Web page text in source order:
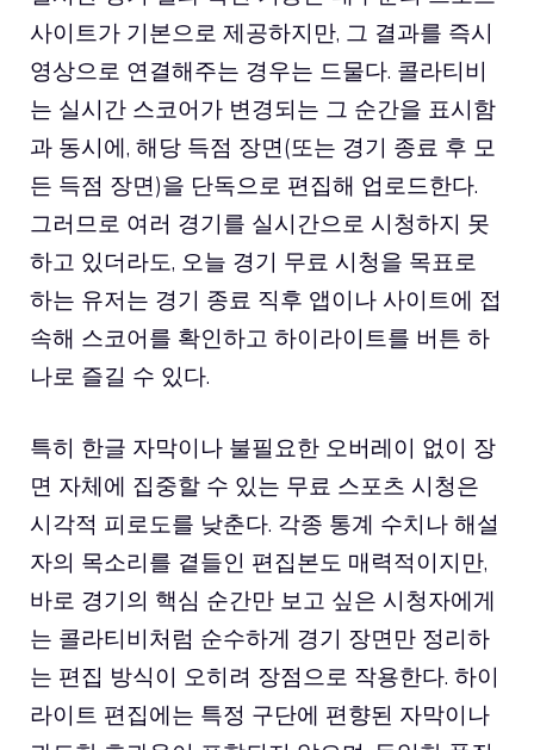
사이트가 기본으로 제공하지만, 그 결과를 즉시
영상으로 연결해주는 경우는 드물다. 콜라티비
는 실시간 스코어가 변경되는 그 순간을 표시함
과 동시에, 해당 득점 장면(또는 경기 종료 후 모
든 득점 장면)을 단독으로 편집해 업로드한다.
그러므로 여러 경기를 실시간으로 시청하지 못
하고 있더라도, 오늘 경기 무료 시청을 목표로
하는 유저는 경기 종료 직후 앱이나 사이트에 접
속해 스코어를 확인하고 하이라이트를 버튼 하
나로 즐길 수 있다.
특히 한글 자막이나 불필요한 오버레이 없이 장
면 자체에 집중할 수 있는 무료 스포츠 시청은
시각적 피로도를 낮춘다. 각종 통계 수치나 해설
자의 목소리를 곁들인 편집본도 매력적이지만,
바로 경기의 핵심 순간만 보고 싶은 시청자에게
는 콜라티비처럼 순수하게 경기 장면만 정리하
는 편집 방식이 오히려 장점으로 작용한다. 하이
라이트 편집에는 특정 구단에 편향된 자막이나